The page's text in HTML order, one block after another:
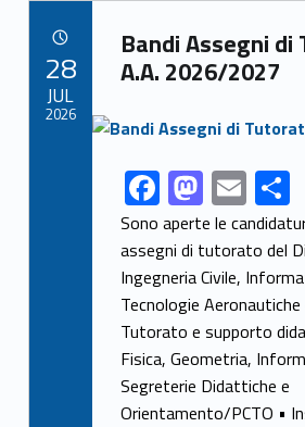
o
o
k
o
n
Link identifier archive #link-archive-28340
Bandi Assegni
A.A. 2026/2027
Link identifier archive #link-archive-thumb-soap-17626
Link identifier share facebook archive #share-link-archive-95711F
ac
e
b
o
o
k
M
as
to
d
o
n
E
m
ai
l
S
Sono aperte le
assegni di tutorato del
Ingegneria Civile,
Tecnologie
Tutorato e supporto
Fisica, Geometria,
Segreterie Didattiche e
Orientamento/PCTO •
28
JUL
2026